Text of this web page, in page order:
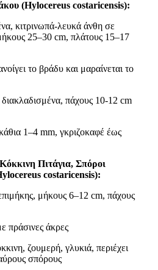
(Hylocereus costaricensis):
κιτρινωπά-λευκά άνθη σε
25–30 cm, πλάτους 15–17
το βράδυ και μαραίνεται το
πάχους 10-12 cm
1–4 mm, γκριζοκαφέ έως
Πιτάγια, Σπόροι
costaricensis):
μήκους 6–12 cm, πάχους
πράσινες άκρες
ζουμερή, γλυκιά, περιέχει
σπόρους